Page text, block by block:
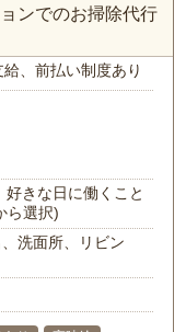
ンでのお掃除代行
、前払い制度あり
きな日に働くこと
ら選択)
洗面所、リビン